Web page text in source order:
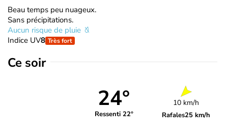
Beau temps peu nuageux.
Sans précipitations.
Aucun risque de pluie
Indice UV8 Très fort
Ce soir
24°
Ressenti 22°
10 km/h
Rafales25 km/h